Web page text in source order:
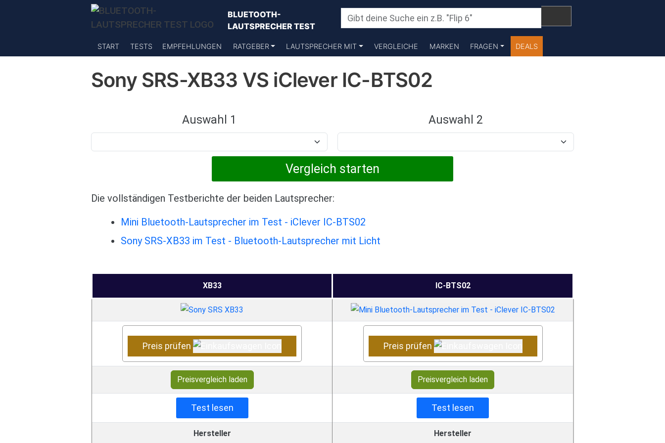
BLUETOOTH-
LAUTSPRECHER TEST
START TESTS EMPFEHLUNGEN RATGEBER LAUTSPRECHER MIT VERGLEICHE MARKEN FRAGEN DEALS
Sony SRS-XB33 VS iClever IC-BTS02
Auswahl 1 Auswahl 2
Die vollständigen Testberichte der beiden Lautsprecher:
Mini Bluetooth-Lautsprecher im Test - iClever IC-BTS02
Sony SRS-XB33 im Test - Bluetooth-Lautsprecher mit Licht
XB33 IC-BTS02
Preis prüfen Preis prüfen
Preisvergleich laden Preisvergleich laden
Test lesen Test lesen
Hersteller
Hersteller